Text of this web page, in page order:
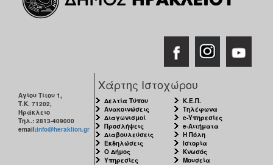
Αγίου Τίτου 1,
Τ.Κ. 71202,
Ηράκλειο
Τηλ.: 2813-409000
email:info@heraklion.gr
Χάρτης Ιστοχώρου
Δελτία Τύπου
Ανακοινώσεις
Διαγωνισμοί
Προσλήψεις
Διαβουλεύσεις
Εκδηλώσεις
Ο Δήμος
Υπηρεσίες
Κ.Ε.Π.
Τηλέφωνα
e-Υπηρεσίες
e-Αιτήματα
Η Πόλη
Ιστορία
Κνωσός
Μουσεία